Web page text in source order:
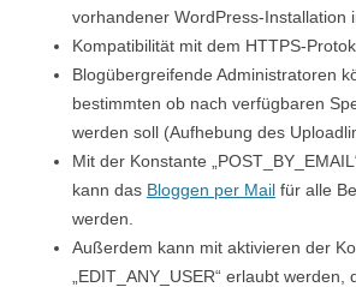
vorhandener WordPress-Installation
Kompatibilität mit dem HTTPS-
Blogübergreifende Administratoren
bestimmten ob nach verfügbaren
werden soll (Aufhebung des
Mit der Konstante
kann das Bloggen per Mail für alle
werden.
Außerdem kann mit aktivieren der
„EDIT_ANY_USER“ erlaubt werden,